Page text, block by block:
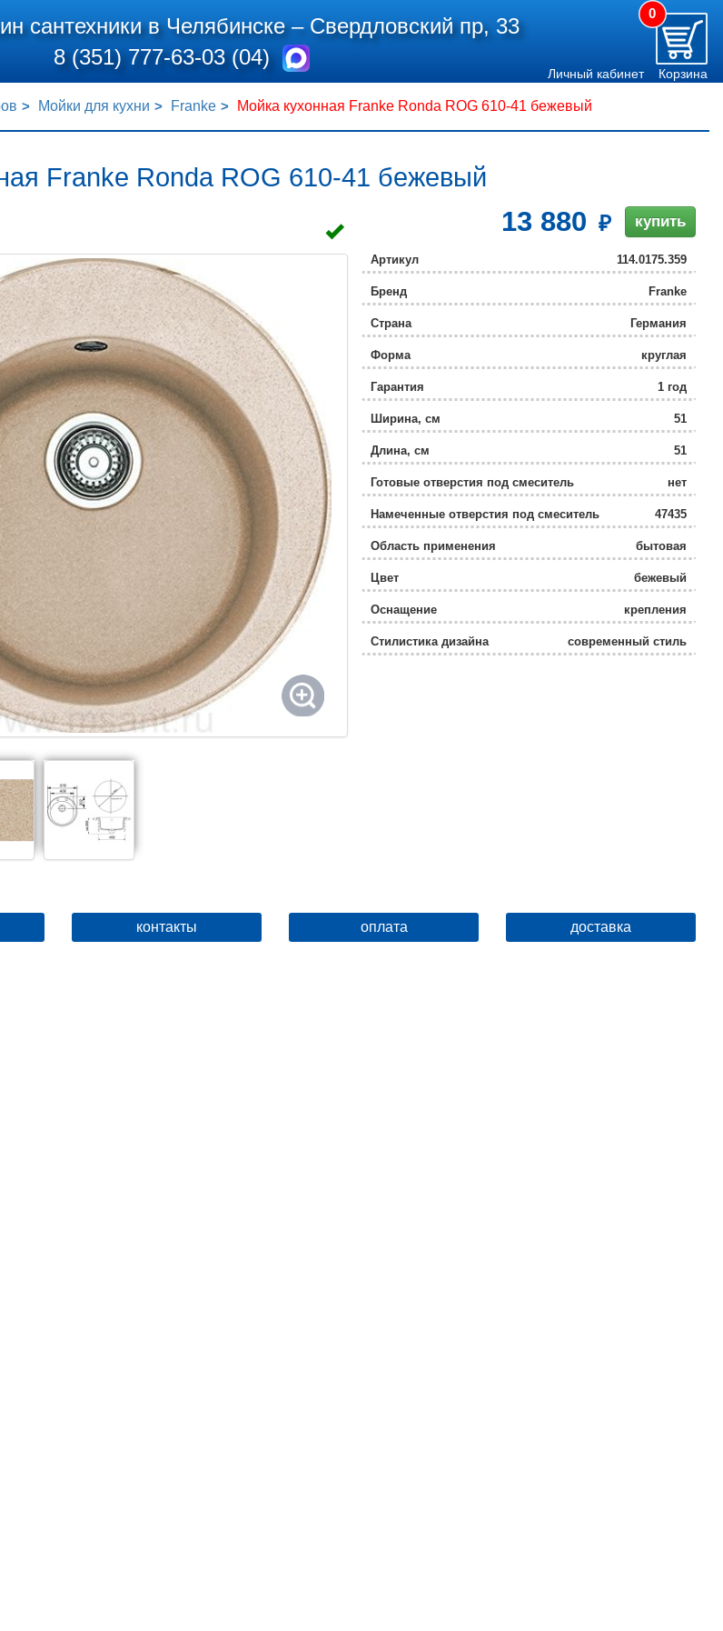
сантехники в Челябинске –Свердловский пр, 33
8 (351) 777-63-03 (04)
0
Личный кабинет Корзина
Мойки для кухни Franke Мойка кухонная Franke Ronda ROG 610-41 бежевый
Franke Ronda ROG 610-41 бежевый
13 880 купить
Артикул 114.0175.359
Бренд Franke
Страна Германия
Форма круглая
Гарантия 1 год
Ширина, см 51
Длина, см 51
Готовые отверстия под смеситель нет
Намеченные отверстия под смеситель 47435
Область применения бытовая
Цвет бежевый
Оснащение крепления
Стилистика дизайна современный стиль
контакты оплата доставка